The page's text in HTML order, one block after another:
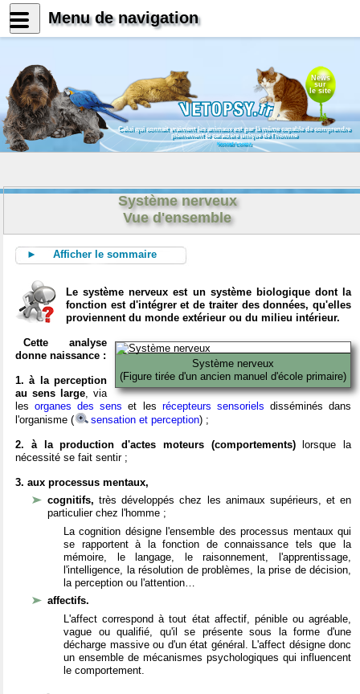
News
sur
le site
Celui qui connait vraiment les animaux est par là même capable de comprendre
pleinement le caractère unique de l'homme
Konrad Lorenz
Système nerveux
Vue d'ensemble
► Afficher le sommaire
Le système nerveux est un système biologique dont la
fonction est d'intégrer et de traiter des données, qu'elles
proviennent du monde extérieur ou du milieu intérieur.
Système nerveux
(Figure tirée d'un ancien manuel d'école primaire)
Cette analyse
donne naissance :
1. à la perception
au sens large, via
lesorganes des sens et les récepteurs sensoriels disséminés dans
l'organisme (
sensation et perception) ;
2. à la production d'actes moteurs (comportements)lorsque la
nécessité se fait sentir ;
3. aux processus mentaux,
cognitifs,très développés chez les animaux supérieurs, et en
particulier chez l'homme ;
La cognition désigne l'ensemble des processus mentaux qui
se rapportent à la fonction de connaissance tels que la
mémoire, le langage, le raisonnement, l'apprentissage,
l'intelligence, la résolution de problèmes, la prise de décision,
la perception ou l'attention…
affectifs.
L'affect correspond à tout état affectif, pénible ou agréable,
vague ou qualifié, qu'il se présente sous la forme d'une
décharge massive ou d'un état général. L'affect désigne donc
un ensemble de mécanismes psychologiques qui influencent
le comportement.
Menu de navigation